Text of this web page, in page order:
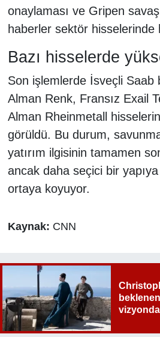
onaylaması ve Gripen
haberler sektör hisselerinde
Bazı hisselerde
Son işlemlerde İsveçli Saab
Alman Renk, Fransız Exail
Alman Rheinmetall
görüldü. Bu durum,
yatırım ilgisinin tamamen
ancak daha seçici bir
ortaya koyuyor.
Kaynak: CNN